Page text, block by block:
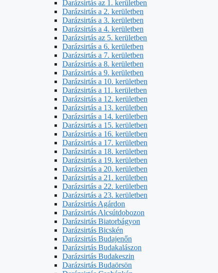
Darázsirtás az 1. kerületben
Darázsirtás a 2. kerületben
Darázsirtás a 3. kerületben
Darázsirtás a 4. kerületben
Darázsirtás az 5. kerületben
Darázsirtás a 6. kerületben
Darázsirtás a 7. kerületben
Darázsirtás a 8. kerületben
Darázsirtás a 9. kerületben
Darázsirtás a 10. kerületben
Darázsirtás a 11. kerületben
Darázsirtás a 12. kerületben
Darázsirtás a 13. kerületben
Darázsirtás a 14. kerületben
Darázsirtás a 15. kerületben
Darázsirtás a 16. kerületben
Darázsirtás a 17. kerületben
Darázsirtás a 18. kerületben
Darázsirtás a 19. kerületben
Darázsirtás a 20. kerületben
Darázsirtás a 21. kerületben
Darázsirtás a 22. kerületben
Darázsirtás a 23. kerületben
Darázsirtás Agárdon
Darázsirtás Alcsútdobozon
Darázsirtás Biatorbágyon
Darázsirtás Bicskén
Darázsirtás Budajenőn
Darázsirtás Budakalászon
Darázsirtás Budakeszin
Darázsirtás Budaörsön